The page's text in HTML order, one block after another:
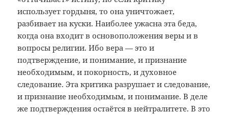
использует гордыня, то она уничтожает,
разбивает на куски. Наиболее ужасна эта беда,
когда она входит в основоположения веры и в
вопросы религии. Ибо вера — это и
подтверждение, и понимание, и признание
необходимым, и покорность, и духовное
следование. Эта критика разрушает и следование,
и признание необходимым, и понимание. В деле
же подтверждения остаётся в нейтралитете. В это